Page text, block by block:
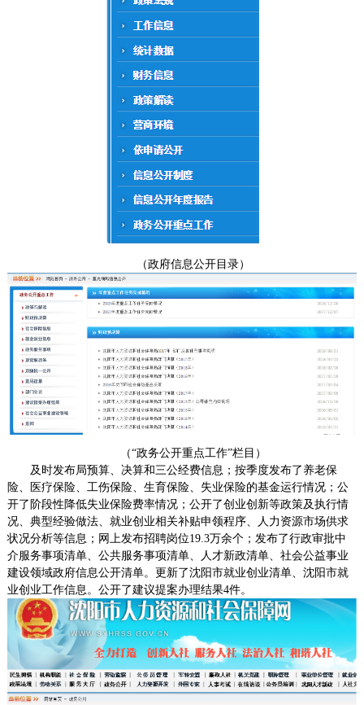
（政府信息公开目录）
（“政务公开重点工作”栏目）
及时发布局预算、决算和三公经费信息；按季度发布了养老保
险、医疗保险、工伤保险、生育保险、失业保险的基金运行情况；公
开了阶段性降低失业保险费率情况；公开了创业创新等政策及执行情
况、典型经验做法、就业创业相关补贴申领程序、
人力资源市场供求
状况分析等信息 ； 网上发布招聘岗位19.3万余个； 发布了行政审批中
介服务事项清单、公共服务事项清单、人才新政清单、 社会公益事业
建设领域政府信息公开清单。更新了沈阳市就业创业清单、 沈阳市就
业创业工作信息 。 公开了建议提案办理结果4件。